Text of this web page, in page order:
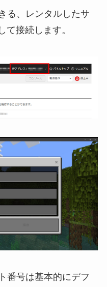
る、レンタルしたサ
て接続します。
番号は基本的にデフ